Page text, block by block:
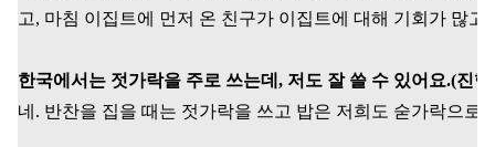
고, 마침 이집트에 먼저 온 친구가 이집트에 대해 기회가 많
한국에서는 젓가락을 주로 쓰는데 , 저도 잘 쓸 수 있어요.(진
네 . 반찬을 집을 때는 젓가락을 쓰고 밥은 저희도 숟가락으로